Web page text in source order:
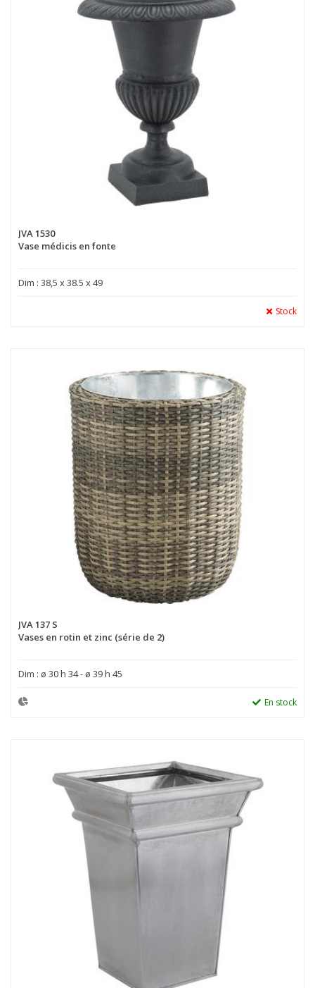
JVA 1530
Vase médicis en fonte
Dim : 38,5 x 38.5 x 49
Stock
JVA 137 S
Vases en rotin et zinc (série de 2)
Dim : ø 30 h 34 - ø 39 h 45
En stock